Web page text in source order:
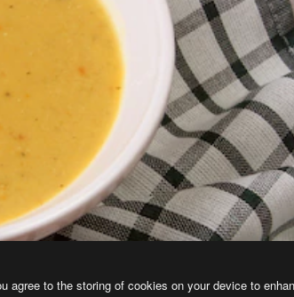
agree to the storing of cookies on your device to